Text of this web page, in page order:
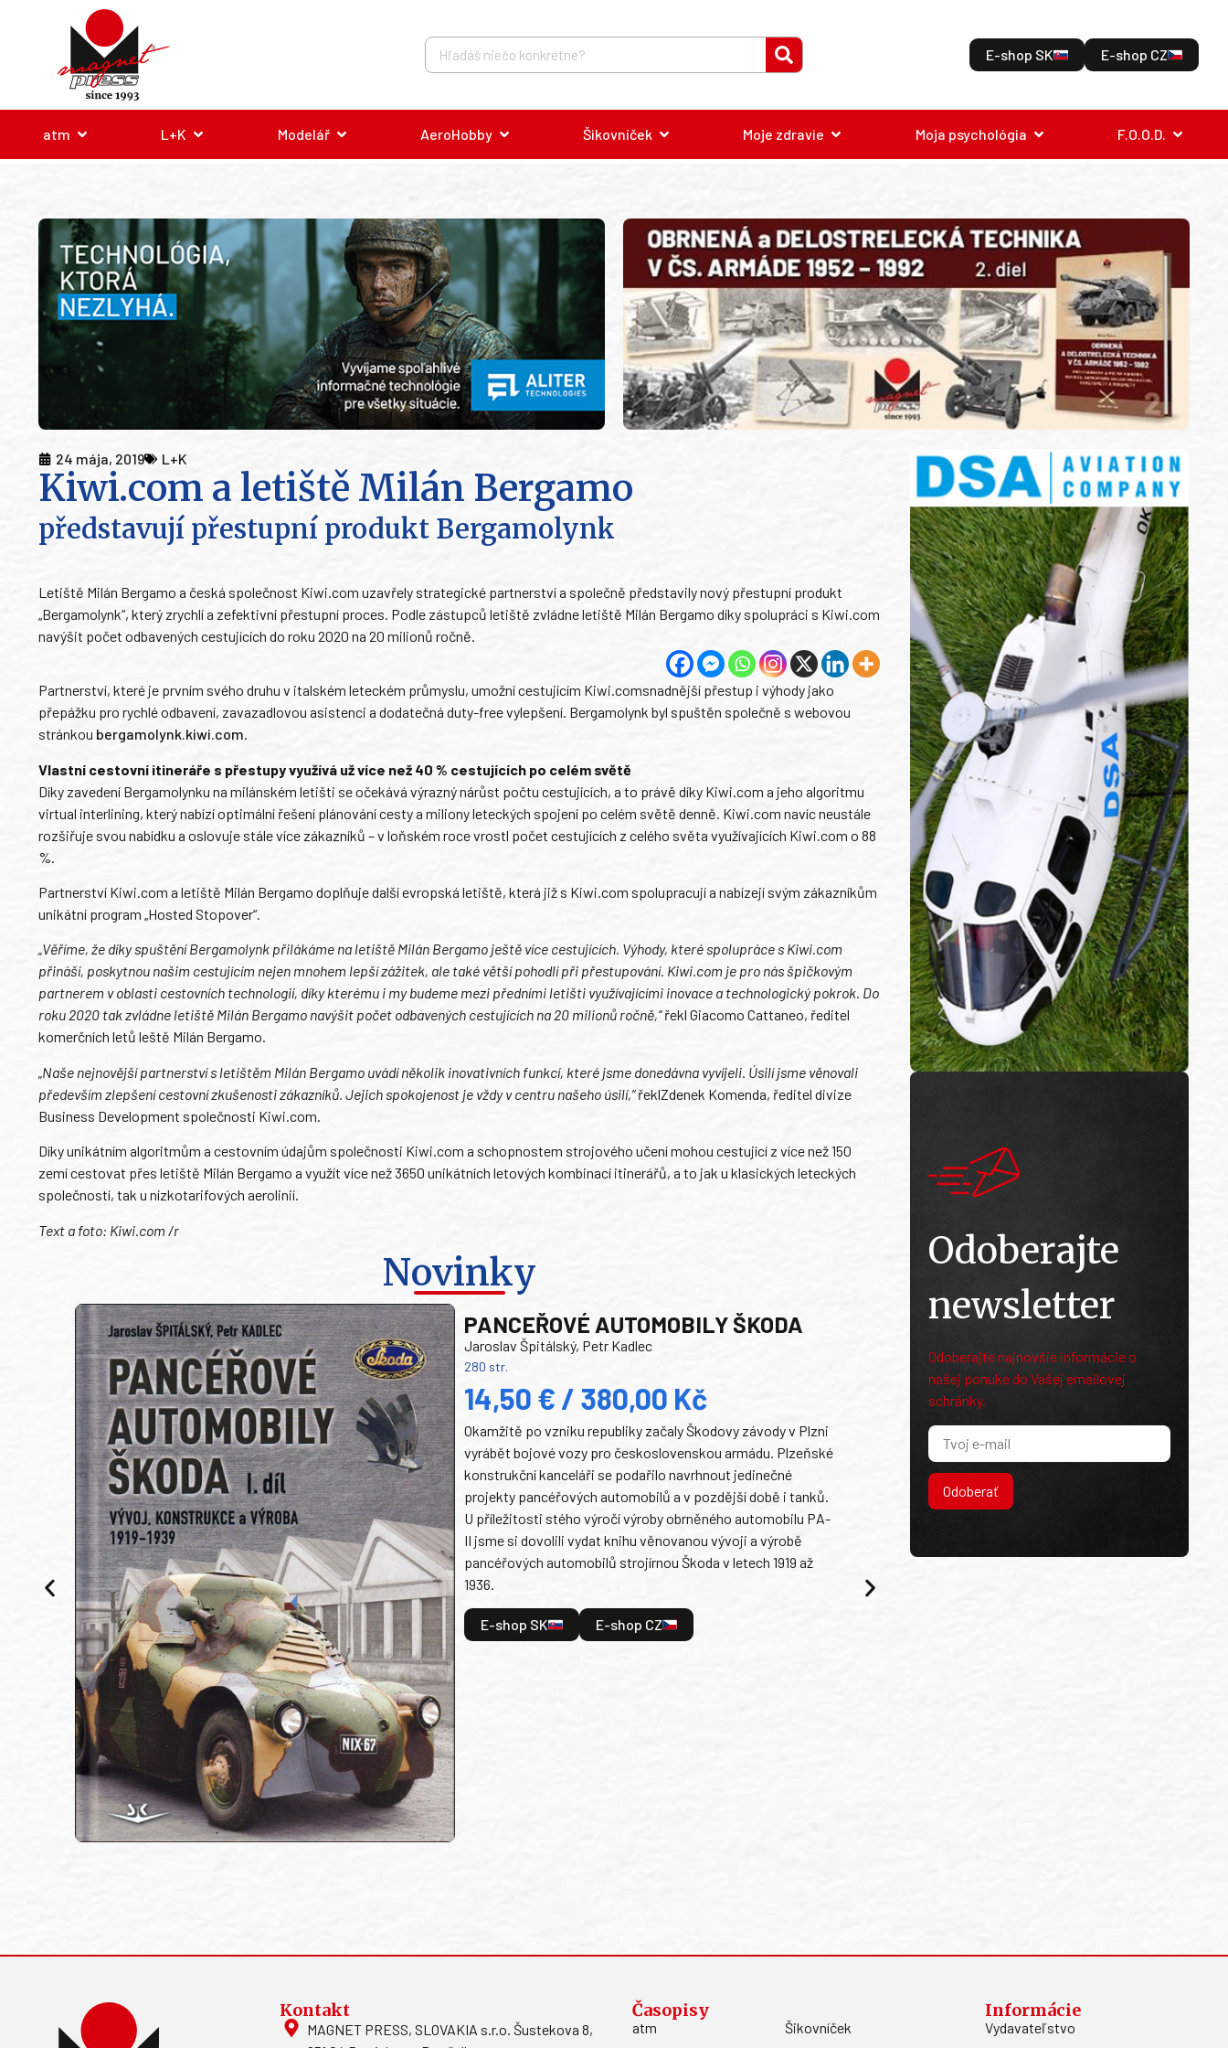
E-shop SK E-shop CZ
atm L+K Modelář AeroHobby Šikovníček Moje zdravie Moja psychológia F.O.O.D.
24 mája, 2019 L+K
Kiwi.com a letiště Milán Bergamo
představují přestupní produkt Bergamolynk
Letiště Milán Bergamo a česká společnost Kiwi.com uzavřely strategické partnerství a společně představily nový přestupní produkt
„Bergamolynk“, který zrychlí a zefektivní přestupní proces. Podle zástupců letiště zvládne letiště Milán Bergamo díky spolupráci s Kiwi.com
navýšit počet odbavených cestujících do roku 2020 na 20 milionů ročně.
Partnerství, které je prvním svého druhu v italském leteckém průmyslu, umožní cestujícím Kiwi.comsnadnější přestup i výhody jako
přepážku pro rychlé odbavení, zavazadlovou asistenci a dodatečná duty-free vylepšení. Bergamolynk byl spuštěn společně s webovou
stránkou bergamolynk.kiwi.com.
Vlastní cestovní itineráře s přestupy využívá už více než 40 % cestujících po celém světě
Díky zavedení Bergamolynku na milánském letišti se očekává výrazný nárůst počtu cestujících, a to právě díky Kiwi.com a jeho algoritmu
virtual interlining, který nabízí optimální řešení plánování cesty a miliony leteckých spojení po celém světě denně. Kiwi.com navíc neustále
rozšiřuje svou nabídku a oslovuje stále více zákazníků – v loňském roce vrostl počet cestujících z celého světa využívajících Kiwi.com o 88
%.
Partnerství Kiwi.com a letiště Milán Bergamo doplňuje další evropská letiště, která již s Kiwi.com spolupracují a nabízejí svým zákazníkům
unikátní program „Hosted Stopover“.
„Věříme, že díky spuštění Bergamolynk přilákáme na letiště Milán Bergamo ještě více cestujících. Výhody, které spolupráce s Kiwi.com
přináší, poskytnou našim cestujícím nejen mnohem lepší zážitek, ale také větší pohodlí při přestupování. Kiwi.com je pro nás špičkovým
partnerem v oblasti cestovních technologií, díky kterému i my budeme mezi předními letišti využívajícími inovace a technologický pokrok. Do
roku 2020 tak zvládne letiště Milán Bergamo navýšit počet odbavených cestujících na 20 milionů ročně,“řekl Giacomo Cattaneo, ředitel
komerčních letů leště Milán Bergamo.
„Naše nejnovější partnerství s letištěm Milán Bergamo uvádí několik inovativních funkcí, které jsme donedávna vyvíjeli. Úsilí jsme věnovali
především zlepšení cestovní zkušenosti zákazníků. Jejich spokojenost je vždy v centru našeho úsilí,“řeklZdenek Komenda, ředitel divize
Business Development společnosti Kiwi.com.
Díky unikátním algoritmům a cestovním údajům společnosti Kiwi.com a schopnostem strojového učení mohou cestující z více než 150
zemí cestovat přes letiště Milán Bergamo a využít více než 3650 unikátních letových kombinací itinerářů, a to jak u klasických leteckých
společností, tak u nízkotarifových aerolinií.
Text a foto: Kiwi.com /r
Novinky
PANCEŘOVÉ AUTOMOBILY ŠKODA
Jaroslav Špitálský, Petr Kadlec
280 str.
14,50 € / 380,00 Kč
Okamžitě po vzniku republiky začaly Škodovy závody v Plzni
vyrábět bojové vozy pro československou armádu. Plzeňské
konstrukční kanceláři se podařilo navrhnout jedinečné
projekty pancéřových automobilů a v pozdější době i tanků.
U příležitosti stého výročí výroby obrněného automobilu PA-
II jsme si dovolili vydat knihu věnovanou vývoji a výrobě
pancéřových automobilů strojírnou Škoda v letech 1919 až
1936.
E-shop SK E-shop CZ
Odoberajte
newsletter
Odoberajte najnovšie informácie o
našej ponuke do Vašej emailovej
schránky.
Odoberať
Kontakt
MAGNET PRESS, SLOVAKIA s.r.o. Šustekova 8,
Časopisy
atm
Šikovníček
Informácie
Vydavateľstvo